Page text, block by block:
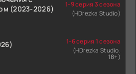
(2023-2026)
1-9 серия 3 сезона
(HDrezka Studio)
1-6 серия 1 сезона
(HDrezka Studio.
18+)